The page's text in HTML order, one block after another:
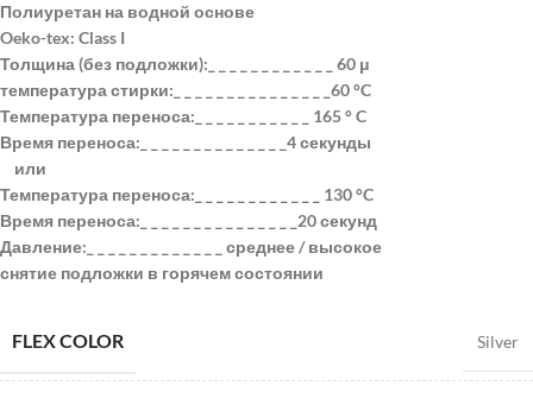
Полиуретан на водной основе
Oeko-tex: Class I
Толщина (без подложки):_ _ _ _ _ _ _ _ _ _ _ _ 60 μ
температура стирки:_ _ _ _ _ _ _ _ _ _ _ _ _ _ _60 °C
Температура переноса:_ _ _ _ _ _ _ _ _ _ _ 165 ° C
Время переноса:_ _ _ _ _ _ _ _ _ _ _ _ _ _4 секунды
или
Температура переноса:_ _ _ _ _ _ _ _ _ _ _ _ 130 °C
Время переноса:_ _ _ _ _ _ _ _ _ _ _ _ _ _ _20 секунд
Давление:_ _ _ _ _ _ _ _ _ _ _ _ _ среднее / высокое
снятие подложки в горячем состоянии
FLEX COLOR Silver